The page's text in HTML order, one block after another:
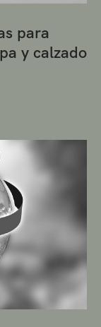
para
y calzado